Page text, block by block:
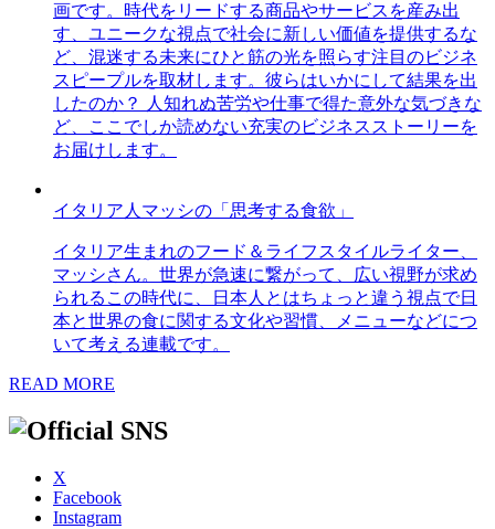
画です。時代をリードする商品やサービスを産み出
す、ユニークな視点で社会に新しい価値を提供するな
ど、混迷する未来にひと筋の光を照らす注目のビジネ
スピープルを取材します。彼らはいかにして結果を出
したのか？ 人知れぬ苦労や仕事で得た意外な気づきな
ど、ここでしか読めない充実のビジネスストーリーを
お届けします。
イタリア人マッシの「思考する食欲」
イタリア生まれのフード＆ライフスタイルライター、
マッシさん。世界が急速に繋がって、広い視野が求め
られるこの時代に、日本人とはちょっと違う視点で日
本と世界の食に関する文化や習慣、メニューなどにつ
いて考える連載です。
READ MORE
X
Facebook
Instagram